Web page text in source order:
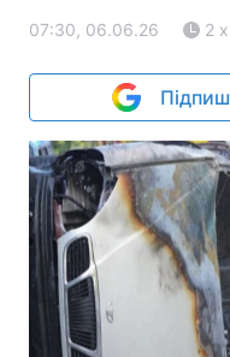
07:30, 06.06.26 2